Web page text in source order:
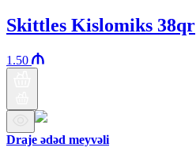
Skittles Kislomiks 38qr
1.50
Draje ədəd meyvəli